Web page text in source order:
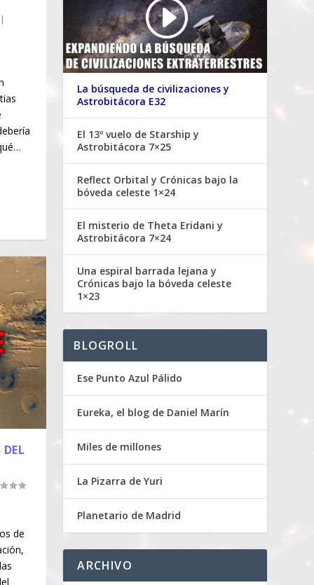
de
La búsqueda de civilizaciones y
Astrobitácora E32
El 13º vuelo de Starship y
Astrobitácora 7×25
Reflect Orbital y Crónicas bajo la
bóveda celeste 1×24
El misterio de Theta Eridani y
Astrobitácora 7×24
Una espiral barrada lejana y
Crónicas bajo la bóveda celeste
1×23
BLOGROLL
Ese Punto Azul Pálido
Eureka, el blog de Daniel Marín
Miles de millones
La Pizarra de Yuri
Planetario de Madrid
ARCHIVO